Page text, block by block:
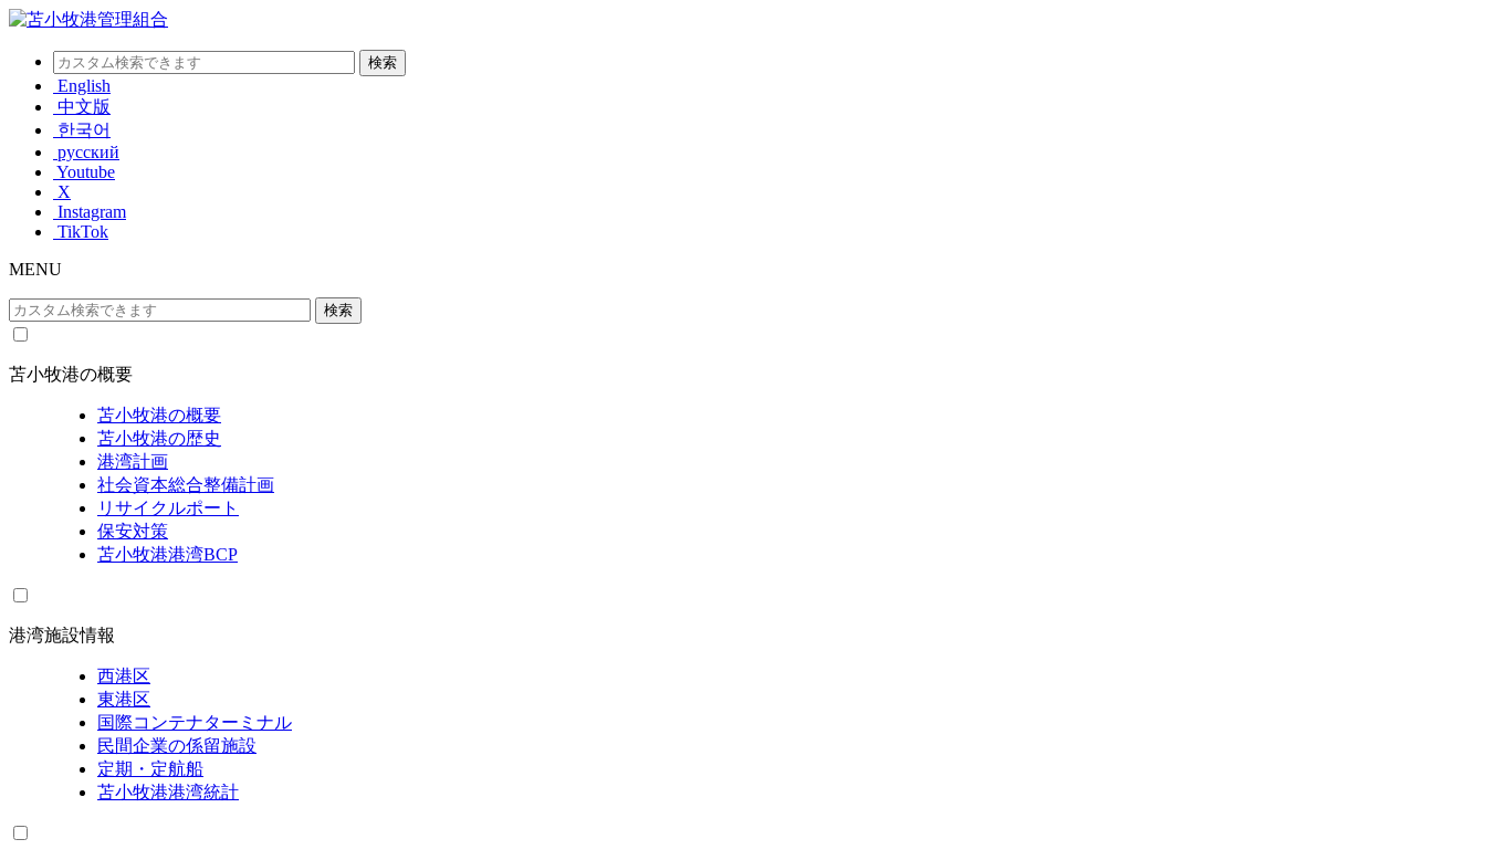
English
中文版
한국어
русский
Youtube
X
Instagram
TikTok
MENU
苫小牧港の概要
苫小牧港の概要
苫小牧港の歴史
港湾計画
社会資本総合整備計画
リサイクルポート
保安対策
苫小牧港港湾BCP
港湾施設情報
西港区
東港区
国際コンテナターミナル
民間企業の係留施設
定期・定航船
苫小牧港港湾統計